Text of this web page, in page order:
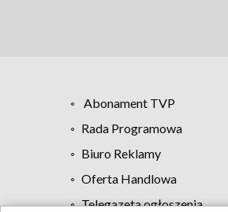
Abonament TVP
Rada Programowa
Biuro Reklamy
Oferta Handlowa
Telegazeta ogłoszenia